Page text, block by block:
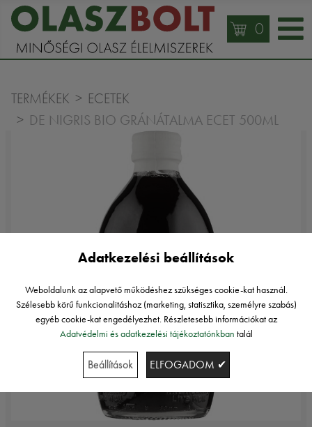
0
TERMÉKEK ECETEK
DE NIGRIS BIO GRÁNÁTALMA ECET 500ML
Adatkezelési beállítások
Weboldalunk az alapvető működéshez szükséges cookie-kat használ.
Szélesebb körű funkcionalitáshoz (marketing, statisztika, személyre szabás)
egyéb cookie-kat engedélyezhet. Részletesebb információkat az
Adatvédelmi és adatkezelési tájékoztatónkban talál
Beállítások ELFOGADOM ✔